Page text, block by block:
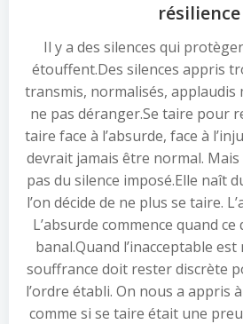
résilience
Il y a des silences qui
étouffent.Des silences appris
transmis, normalisés, applaudis
ne pas déranger.Se taire pour
taire face à l’absurde, face à
devrait jamais être normal.
pas du silence imposé.Elle naît
l’on décide de ne plus se taire.
L’absurde commence quand
banal.Quand l’inacceptable
souffrance doit rester discrète
l’ordre établi. On nous a appris
comme si se taire était une